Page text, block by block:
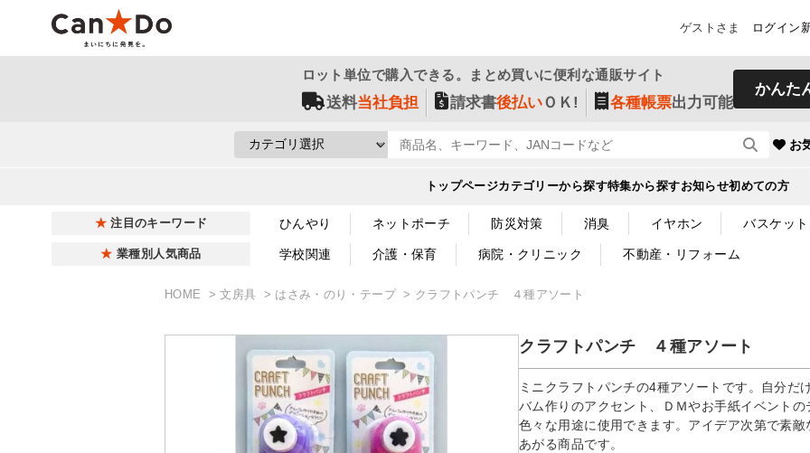
ゲストさま ログイン
ロット単位で購入できる。まとめ買いに便利な通販サイト
送料当社負担 請求書後払いＯＫ! 各種帳票出力可能
かんた
お
トップページカテゴリーから探す特集から探すお知らせ初めての方
注目のキーワード ひんやり ネットポーチ 防災対策 消臭 イヤホン バスケット
業種別人気商品 学校関連 介護・保育 病院・クリニック 不動産・リフォーム
HOME 文房具 はさみ・のり・テープ クラフトパンチ ４種アソート
クラフトパンチ ４種アソート
ミニクラフトパンチの4種アソートです。自分だ
バム作りのアクセント、ＤＭやお手紙イベント
色々な用途に使用できます。アイデア次第で素
あがる商品です。